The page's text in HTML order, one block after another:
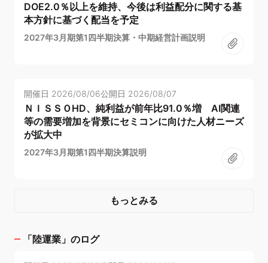
DOE2.0％以上を維持、今後は利益配分に関する基
本方針に基づく配当を予定
2027年3月期第1四半期決算・中期経営計画説明
開催日 2026/08/06公開日 2026/08/07
ＮＩＳＳＯHD、純利益が前年比91.0％増 AI関連
等の需要増加を背景にセミコンに向けた人材ニーズ
が拡大中
2027年3月期第1四半期決算説明
もっとみる
「陸運業 」のログ